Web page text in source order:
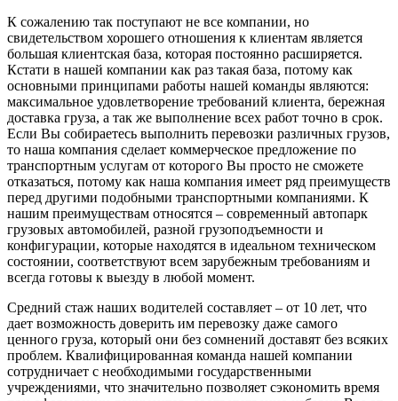
К сожалению так поступают не все компании, но
свидетельством хорошего отношения к клиентам является
большая клиентская база, которая постоянно расширяется.
Кстати в нашей компании как раз такая база, потому как
основными принципами работы нашей команды являются:
максимальное удовлетворение требований клиента, бережная
доставка груза, а так же выполнение всех работ точно в срок.
Если Вы собираетесь выполнить перевозки различных грузов,
то наша компания сделает коммерческое предложение по
транспортным услугам от которого Вы просто не сможете
отказаться, потому как наша компания имеет ряд преимуществ
перед другими подобными транспортными компаниями. К
нашим преимуществам относятся – современный автопарк
грузовых автомобилей, разной грузоподъемности и
конфигурации, которые находятся в идеальном техническом
состоянии, соответствуют всем зарубежным требованиям и
всегда готовы к выезду в любой момент.
Средний стаж наших водителей составляет – от 10 лет, что
дает возможность доверить им перевозку даже самого
ценного груза, который они без сомнений доставят без всяких
проблем. Квалифицированная команда нашей компании
сотрудничает с необходимыми государственными
учреждениями, что значительно позволяет сэкономить время